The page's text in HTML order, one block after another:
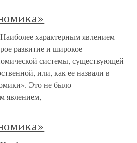
характерным явлением
развитие и широкое
системы, существующей
или, как ее назвали в
Это не было
явлением,